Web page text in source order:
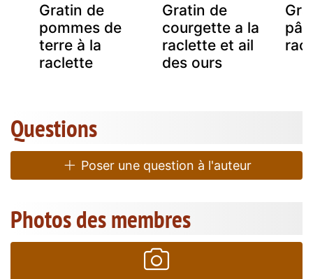
Gratin de
pommes de
terre à la
raclette
Gratin de
courgette a la
raclette et ail
des ours
Questions
Poser une question à l'auteur
Photos des membres